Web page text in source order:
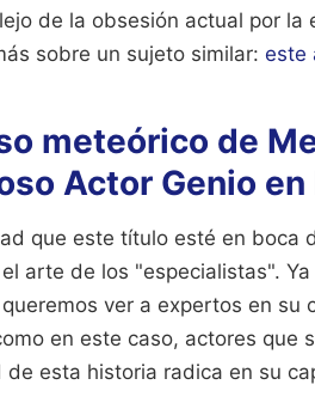
de la obsesión actual por la
sobre un sujeto similar: este
meteórico de
Actor Genio
que este título esté en boca
arte de los "especialistas".
ver a expertos en su
en este caso, actores que
de esta historia radica en su